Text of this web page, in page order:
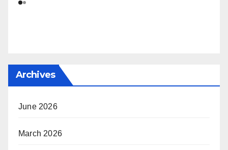
Archives
June 2026
March 2026